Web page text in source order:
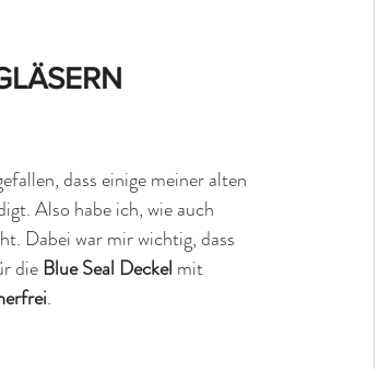
dass einige meiner alten
Also habe ich, wie auch
Dabei war mir wichtig, dass
die Blue Seal Deckel mit
.